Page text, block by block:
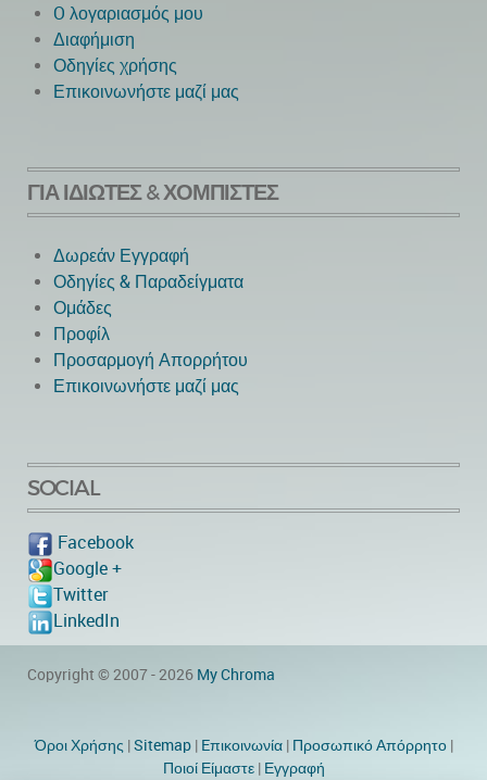
Next
O λογαριασμός μου
Διαφήμιση
Οδηγίες χρήσης
Επικοινωνήστε μαζί μας
ΓΙΑ ΙΔΙΏΤΕΣ & ΧΟΜΠΊΣΤΕΣ
Δωρεάν Εγγραφή
Οδηγίες & Παραδείγματα
Ομάδες
Προφίλ
Προσαρμογή Απορρήτου
Επικοινωνήστε μαζί μας
SOCIAL
Facebook
Google +
Twitter
LinkedIn
Copyright © 2007 - 2026 My Chroma
Όροι Χρήσης |Sitemap| Eπικοινωνία| Προσωπικό Απόρρητο|
Ποιοί Είμαστε| Εγγραφή